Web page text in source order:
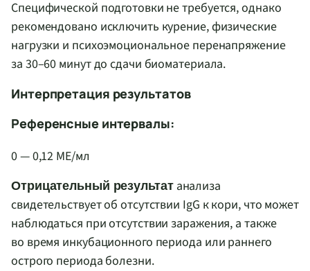
Специфической подготовки не требуется, однако
рекомендовано исключить курение, физические
нагрузки и психоэмоциональное перенапряжение
за 30–60 минут до сдачи биоматериала.
Интерпретация результатов
Референсные интервалы:
0 — 0,12 МЕ/мл
Отрицательный результатанализа
свидетельствует об отсутствии IgG к кори, что может
наблюдаться при отсутствии заражения, а также
во время инкубационного периода или раннего
острого периода болезни.